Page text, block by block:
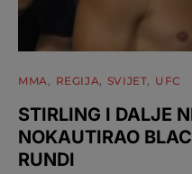
MMA REGIJA SVIJET UFC
STIRLING I DALJE
NOKAUTIRAO
RUNDI